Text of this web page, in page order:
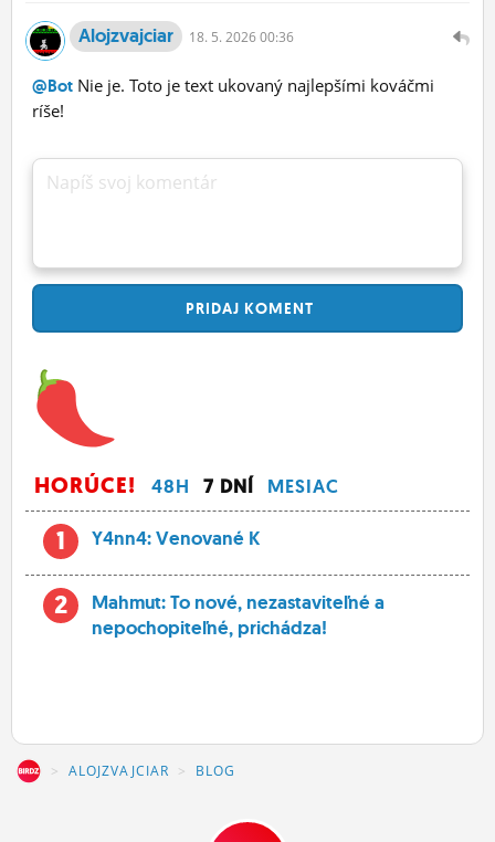
Alojzvajciar 18. 5. 2026 00:36
@Bot Nie je. Toto je text ukovaný najlepšími kováčmi
ríše!
Napíš svoj komentár
PRIDAJ KOMENT
HORÚCE! 48H 7 DNÍ MESIAC
1 Y4nn4: Venované K
2
Mahmut: To nové, nezastaviteľné a
nepochopiteľné, prichádza!
ALOJZVAJCIAR BLOG